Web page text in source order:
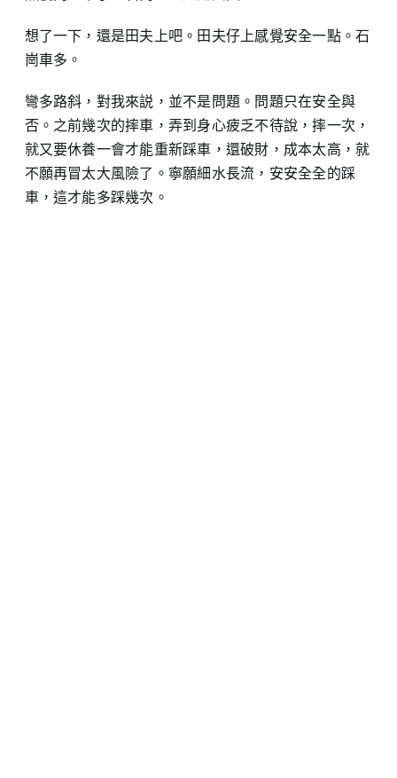
想了一下，還是田夫上吧。田夫仔上感覺安全一點。石
崗車多。
彎多路斜，對我來説，並不是問題。問題只在安全與
否。之前幾次的摔車，弄到身心疲乏不待說，摔一次，
就又要休養一會才能重新踩車，還破財，成本太高，就
不願再冒太大風險了。寧願細水長流，安安全全的踩
車，這才能多踩幾次。